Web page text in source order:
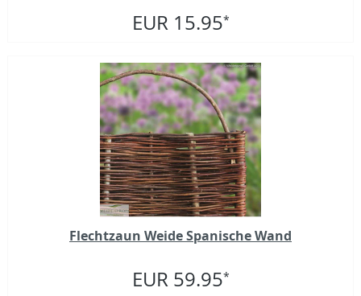
EUR 15.95*
Flechtzaun Weide Spanische Wand
EUR 59.95*